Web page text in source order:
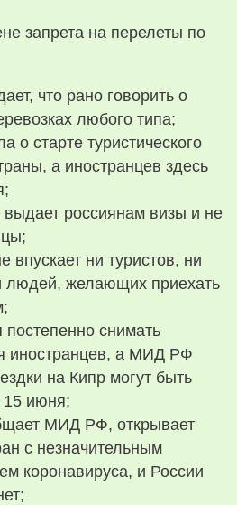
запрета на перелеты по
что рано говорить о
любого типа;
о старте туристического
а иностранцев здесь
выдает россиянам визы и не
впускает ни туристов, ни
людей, желающих приехать
постепенно снимать
иностранцев, а МИД РФ
на Кипр могут быть
15 июня;
МИД РФ, открывает
с незначительным
коронавируса, и России